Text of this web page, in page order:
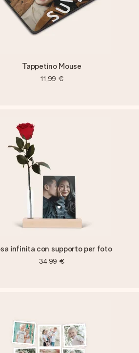
Tappetino Mouse
11,99 €
infinita con supporto per foto
34,99 €